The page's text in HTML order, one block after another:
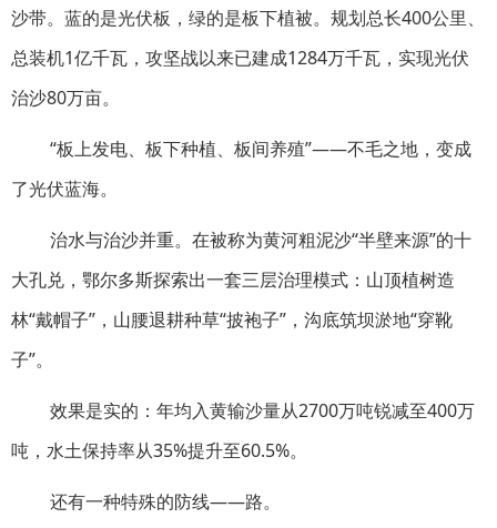
沙带。蓝的是光伏板，绿的是板下植被。规划总长400公里、
总装机1亿千瓦，攻坚战以来已建成1284万千瓦，实现光伏
治沙80万亩。
“板上发电、板下种植、板间养殖”——不毛之地，变成
了光伏蓝海。
治水与治沙并重。在被称为黄河粗泥沙“半壁来源”的十
大孔兑，鄂尔多斯探索出一套三层治理模式：山顶植树造
林“戴帽子”，山腰退耕种草“披袍子”，沟底筑坝淤地“穿靴
子”。
效果是实的：年均入黄输沙量从2700万吨锐减至400万
吨，水土保持率从35%提升至60.5%。
还有一种特殊的防线——路。